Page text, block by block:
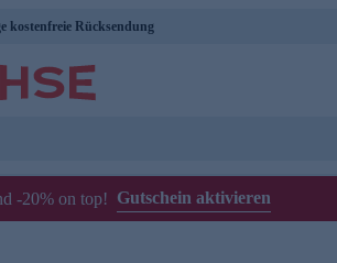
kostenfreie Rücksendung
-20% on top! Gutschein aktivieren